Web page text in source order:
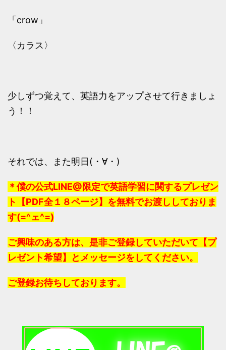
「crow」
〈カラス〉
少しずつ覚えて、英語力をアップさせて行きましょ
う！！
それでは、また明日(・∀・)
＊僕の公式LINE@限定で英語学習に関するプレゼン
ト【PDF全１８ページ】を無料でお渡ししておりま
す(=^ェ^=)
ご興味のある方は、是非ご登録していただいて【プ
レゼント希望】とメッセージをしてください。
ご登録お待ちしております。